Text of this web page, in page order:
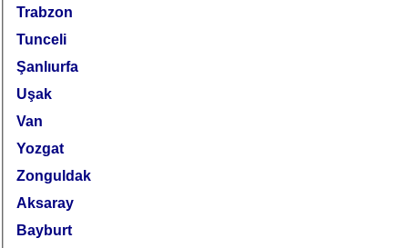
Trabzon
Tunceli
Şanlıurfa
Uşak
Van
Yozgat
Zonguldak
Aksaray
Bayburt